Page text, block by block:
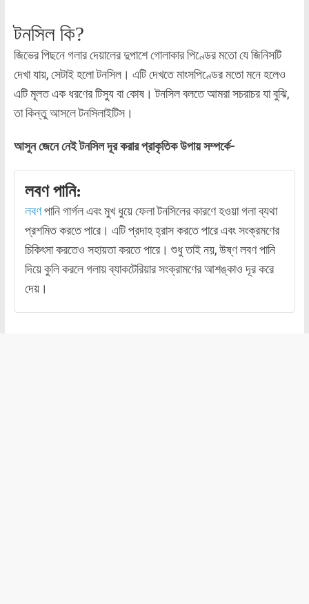
টনসিল কি?
জিভের পিছনে গলার দেয়ালের দুপাশে গোলাকার পিণ্ডের মতো যে জিনিসটি
দেখা যায়, সেটাই হলো টনসিল। এটি দেখতে মাংসপিণ্ডের মতো মনে হলেও
এটি মূলত এক ধরণের টিস্যু বা কোষ। টনসিল বলতে আমরা সচরাচর যা বুঝি,
তা কিন্তু আসলে টনসিলাইটিস।
আসুন জেনে নেই টনসিল দূর করার প্রাকৃতিক উপায় সম্পর্কে-
লবণ পানি:
লবণপানি গার্গল এবং মুখ ধুয়ে ফেলা টনসিলের কারণে হওয়া গলা ব্যথা
প্রশমিত করতে পারে। এটি প্রদাহ হ্রাস করতে পারে এবং সংক্রমণের
চিকিৎসা করতেও সহায়তা করতে পারে। শুধু তাই নয়, উষ্ণ লবণ পানি
দিয়ে কুলি করলে গলায় ব্যাকটেরিয়ার সংক্রামণের আশঙ্কাও দূর করে
দেয়।